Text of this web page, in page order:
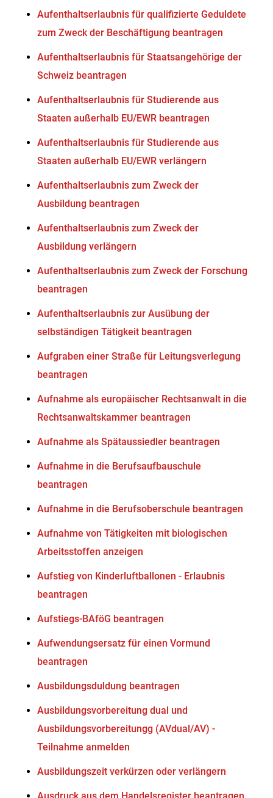
Aufenthaltserlaubnis für qualifizierte Geduldete
zum Zweck der Beschäftigung beantragen
Aufenthaltserlaubnis für Staatsangehörige der
Schweiz beantragen
Aufenthaltserlaubnis für Studierende aus
Staaten außerhalb EU/EWR beantragen
Aufenthaltserlaubnis für Studierende aus
Staaten außerhalb EU/EWR verlängern
Aufenthaltserlaubnis zum Zweck der
Ausbildung beantragen
Aufenthaltserlaubnis zum Zweck der
Ausbildung verlängern
Aufenthaltserlaubnis zum Zweck der Forschung
beantragen
Aufenthaltserlaubnis zur Ausübung der
selbständigen Tätigkeit beantragen
Aufgraben einer Straße für Leitungsverlegung
beantragen
Aufnahme als europäischer Rechtsanwalt in die
Rechtsanwaltskammer beantragen
Aufnahme als Spätaussiedler beantragen
Aufnahme in die Berufsaufbauschule
beantragen
Aufnahme in die Berufsoberschule beantragen
Aufnahme von Tätigkeiten mit biologischen
Arbeitsstoffen anzeigen
Aufstieg von Kinderluftballonen - Erlaubnis
beantragen
Aufstiegs-BAföG beantragen
Aufwendungsersatz für einen Vormund
beantragen
Ausbildungsduldung beantragen
Ausbildungsvorbereitung dual und
Ausbildungsvorbereitungg (AVdual/AV) -
Teilnahme anmelden
Ausbildungszeit verkürzen oder verlängern